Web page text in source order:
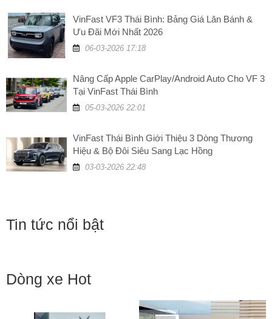
Tin tức nổi bật
Dòng xe Hot
VinFast VF3 Thái Bình: Bảng Giá Lăn Bánh &
Ưu Đãi Mới Nhất 2026
06-03-2026 17:18
Nâng Cấp Apple CarPlay/Android Auto Cho VF 3
Tại VinFast Thái Bình
05-03-2026 22:01
VinFast Thái Bình Giới Thiệu 3 Dòng Thương
Hiệu & Bộ Đôi Siêu Sang Lạc Hồng
03-03-2026 22:48